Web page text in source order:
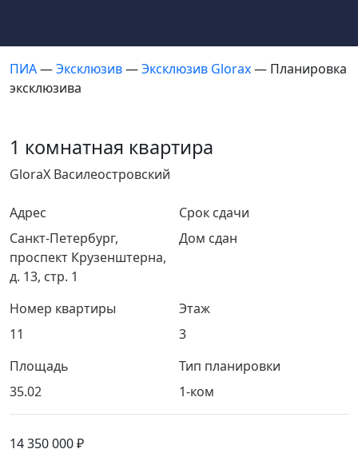
ПИА—Эксклюзив—Эксклюзив Glorax— Планировка
эксклюзива
1 комнатная квартира
GloraX Василеостровский
Адрес
Санкт-Петербург,
проспект Крузенштерна,
д. 13, стр. 1
Номер квартиры
11
Площадь
35.02
Срок сдачи
Дом сдан
Этаж
3
Тип планировки
1-ком
14 350 000 ₽